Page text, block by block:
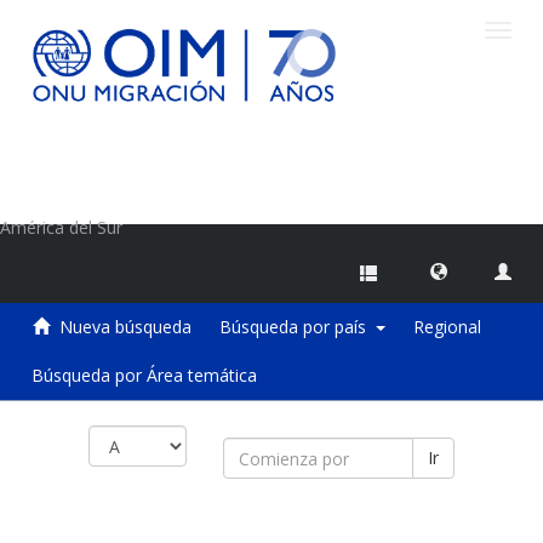
América del Sur
Nueva búsqueda Búsqueda por país Regional
Búsqueda por Área temática
Ir